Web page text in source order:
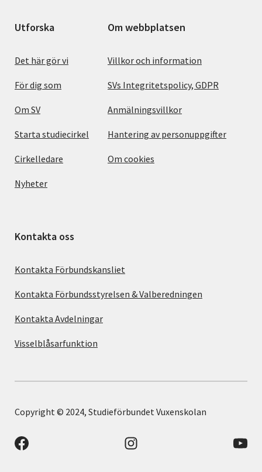
Utforska
Det här gör vi
För dig som
Om SV
Starta studiecirkel
Cirkelledare
Nyheter
Om webbplatsen
Villkor och information
SVs Integritetspolicy, GDPR
Anmälningsvillkor
Hantering av personuppgifter
Om cookies
Kontakta oss
Kontakta Förbundskansliet
Kontakta Förbundsstyrelsen & Valberedningen
Kontakta Avdelningar
Visselblåsarfunktion
Copyright © 2024, Studieförbundet Vuxenskolan